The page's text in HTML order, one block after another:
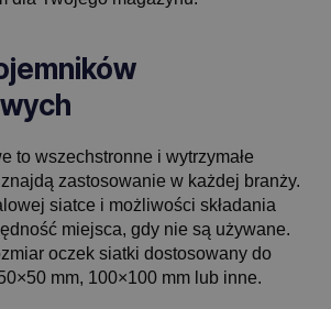
to wszechstronne i wytrzymałe
zastosowanie w każdej branży.
siatce i możliwości składania
miejsca, gdy nie są używane.
oczek siatki dostosowany do
mm, 100×100 mm lub inne.